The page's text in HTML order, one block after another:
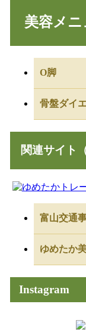
美容メニ
O脚
骨盤ダイ
関連サイト
富山交通
ゆめたか
Instagram